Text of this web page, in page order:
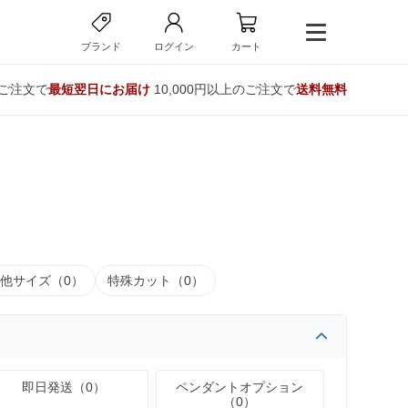
ブランド ログイン カート
注文で最短翌日にお届け10,000円以上のご注文で送料無料
サイズ（0） 特殊カット（0）
即日発送（0）
ペンダントオプション
（0）